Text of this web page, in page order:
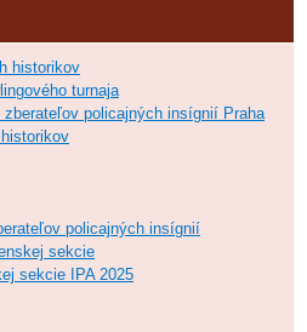
historikov
turnaja
policajných insígnií Praha
policajných insígnií
sekcie
sekcie IPA 2025